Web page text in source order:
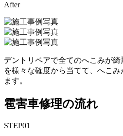
After
デントリペアで全てのへこみが
を様々な確度から当てて、へこ
ます。
雹害車修理の流れ
STEP01